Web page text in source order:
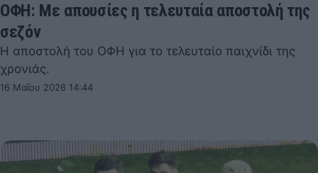
ΟΦΗ: Με απουσίες η τελευταία αποστολή της
σεζόν
Η αποστολή του ΟΦΗ για το τελευταίο παιχνίδι της
χρονιάς.
16 Μαΐου 2026 14:44